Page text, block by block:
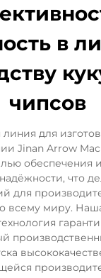
в
чипсов
для
Jinan Arrow
обеспечения
что
для
всему миру.